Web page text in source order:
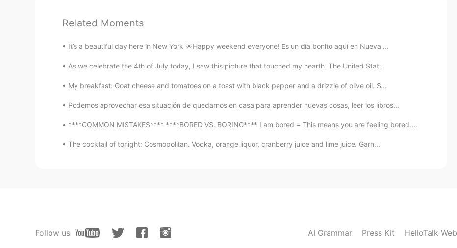
Related Moments
It’s a beautiful day here in New York ☀️Happy weekend everyone! Es un día bonito aquí en Nueva ...
As we celebrate the 4th of July today, I saw this picture that touched my hearth. The United Stat...
My breakfast: Goat cheese and tomatoes on a toast with black pepper and a drizzle of olive oil. S...
Podemos aprovechar esa situación de quedarnos en casa para aprender nuevas cosas, leer los libros...
****COMMON MISTAKES**** ****BORED VS. BORING**** I am bored = This means you are feeling bored....
The cocktail of tonight: Cosmopolitan. Vodka, orange liquor, cranberry juice and lime juice. Garn...
Follow us AI Grammar Press Kit HelloTalk Web